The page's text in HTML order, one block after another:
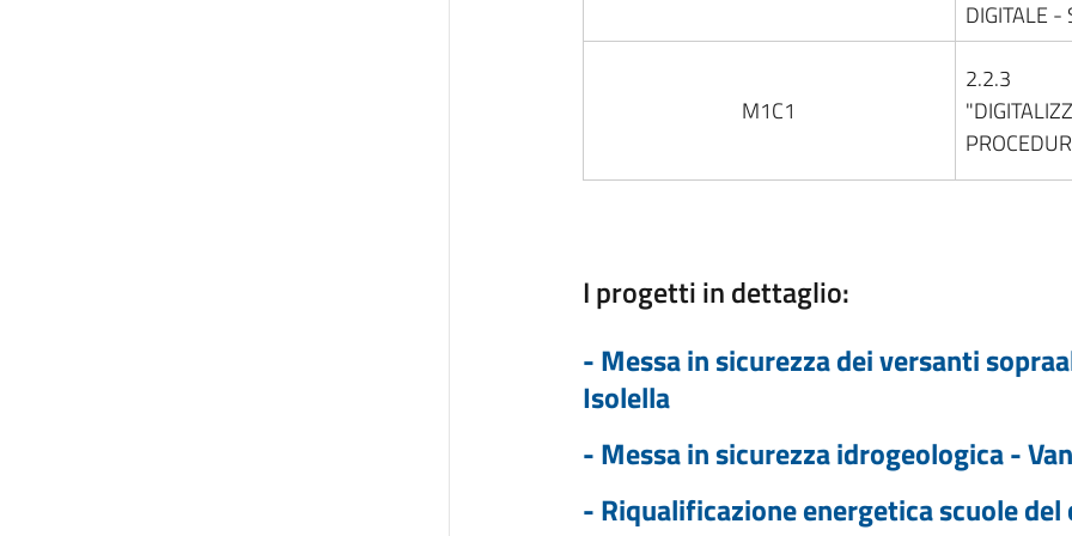
DIGITALE -
M1C1
2.2.3
I progetti in dettaglio:
- Messa in sicurezza dei versanti
Isolella
- Messa in sicurezza idrogeologica -
- Riqualificazione energetica scuole